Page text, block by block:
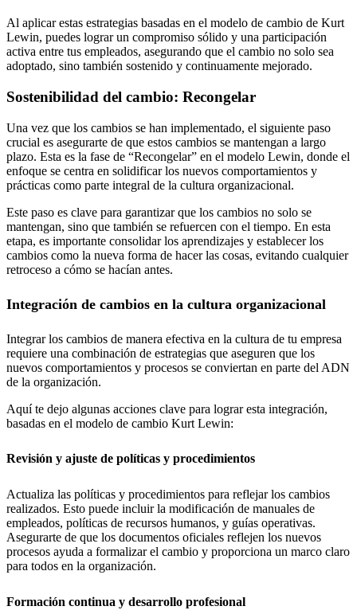
Al aplicar estas estrategias basadas en el modelo de cambio de Kurt
Lewin, puedes lograr un compromiso sólido y una participación
activa entre tus empleados, asegurando que el cambio no solo sea
adoptado, sino también sostenido y continuamente mejorado.
Sostenibilidad del cambio: Recongelar
Una vez que los cambios se han implementado, el siguiente paso
crucial es asegurarte de que estos cambios se mantengan a largo
plazo. Esta es la fase de “Recongelar” en el modelo Lewin, donde el
enfoque se centra en solidificar los nuevos comportamientos y
prácticas como parte integral de la cultura organizacional.
Este paso es clave para garantizar que los cambios no solo se
mantengan, sino que también se refuercen con el tiempo. En esta
etapa, es importante consolidar los aprendizajes y establecer los
cambios como la nueva forma de hacer las cosas, evitando cualquier
retroceso a cómo se hacían antes.
Integración de cambios en la cultura organizacional
Integrar los cambios de manera efectiva en la cultura de tu empresa
requiere una combinación de estrategias que aseguren que los
nuevos comportamientos y procesos se conviertan en parte del ADN
de la organización.
Aquí te dejo algunas acciones clave para lograr esta integración,
basadas en el modelo de cambio Kurt Lewin:
Revisión y ajuste de políticas y procedimientos
Actualiza las políticas y procedimientos para reflejar los cambios
realizados. Esto puede incluir la modificación de manuales de
empleados, políticas de recursos humanos, y guías operativas.
Asegurarte de que los documentos oficiales reflejen los nuevos
procesos ayuda a formalizar el cambio y proporciona un marco claro
para todos en la organización.
Formación continua y desarrollo profesional